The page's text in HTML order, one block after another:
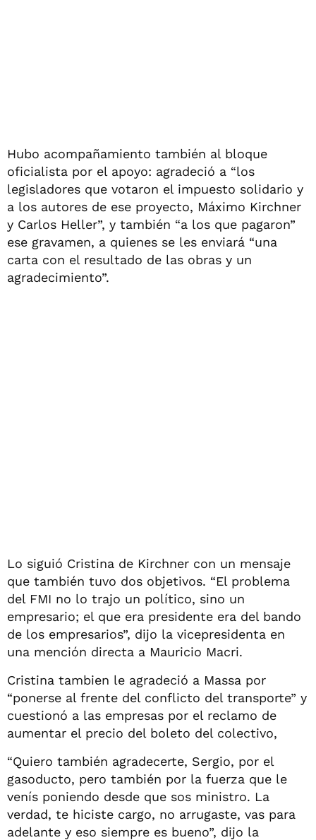
Hubo acompañamiento también al bloque
oficialista por el apoyo: agradeció a “los
legisladores que votaron el impuesto solidario y
a los autores de ese proyecto, Máximo Kirchner
y Carlos Heller”, y también “a los que pagaron”
ese gravamen, a quienes se les enviará “una
carta con el resultado de las obras y un
agradecimiento”.
Lo siguió Cristina de Kirchner con un mensaje
que también tuvo dos objetivos. “El problema
del FMI no lo trajo un político, sino un
empresario; el que era presidente era del bando
de los empresarios”, dijo la vicepresidenta en
una mención directa a Mauricio Macri.
Cristina tambien le agradeció a Massa por
“ponerse al frente del conflicto del transporte” y
cuestionó a las empresas por el reclamo de
aumentar el precio del boleto del colectivo,
“Quiero también agradecerte, Sergio, por el
gasoducto, pero también por la fuerza que le
venís poniendo desde que sos ministro. La
verdad, te hiciste cargo, no arrugaste, vas para
adelante y eso siempre es bueno”, dijo la